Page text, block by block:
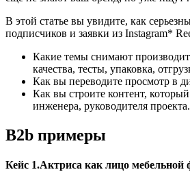
В этой статье вы увидите, как
подписчиков и заявки из Instagram*
Какие темы снимают
качества, тесты, упаковка,
Как вы переводите просмотр в
Как вы строите контент,
инженера, руководителя проекта.
B2b примеры
Кейс 1.Актриса как лицо мебельной